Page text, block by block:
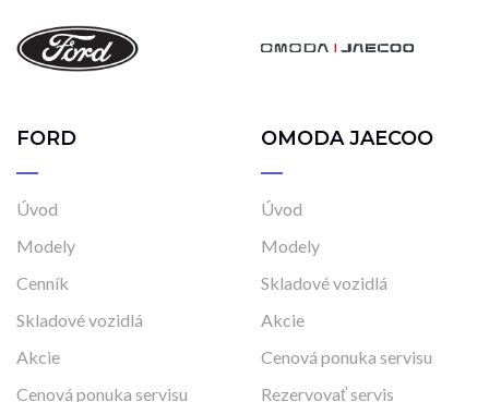
FORD
Úvod
Modely
Cenník
Skladové vozidlá
Akcie
Cenová ponuka servisu
OMODA JAECOO
Úvod
Modely
Skladové vozidlá
Akcie
Cenová ponuka servisu
Rezervovať servis